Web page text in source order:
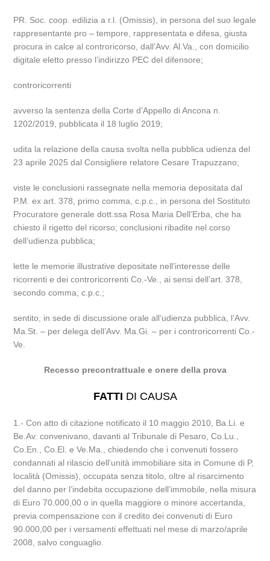
PR. Soc. coop. edilizia a r.l. (Omissis), in persona del suo legale
rappresentante pro – tempore, rappresentata e difesa, giusta
procura in calce al controricorso, dall’Avv. Al.Va., con domicilio
digitale eletto presso l’indirizzo PEC del difensore;
controricorrenti
avverso la sentenza della Corte d’Appello di Ancona n.
1202/2019, pubblicata il 18 luglio 2019;
udita la relazione della causa svolta nella pubblica udienza del
23 aprile 2025 dal Consigliere relatore Cesare Trapuzzano;
viste le conclusioni rassegnate nella memoria depositata dal
P.M. ex art. 378, primo comma, c.p.c., in persona del Sostituto
Procuratore generale dott.ssa Rosa Maria Dell’Erba, che ha
chiesto il rigetto del ricorso; conclusioni ribadite nel corso
dell’udienza pubblica;
lette le memorie illustrative depositate nell’interesse delle
ricorrenti e dei controricorrenti Co.-Ve., ai sensi dell’art. 378,
secondo comma, c.p.c.;
sentito, in sede di discussione orale all’udienza pubblica, l’Avv.
Ma.St. – per delega dell’Avv. Ma.Gi. – per i controricorrenti Co.-
Ve.
Recesso precontrattuale e onere della prova
FATTI DI CAUSA
1.- Con atto di citazione notificato il 10 maggio 2010, Ba.Li. e
Be.Av. convenivano, davanti al Tribunale di Pesaro, Co.Lu.,
Co.En., Co.El. e Ve.Ma., chiedendo che i convenuti fossero
condannati al rilascio dell’unità immobiliare sita in Comune di P,
località (Omissis), occupata senza titolo, oltre al risarcimento
del danno per l’indebita occupazione dell’immobile, nella misura
di Euro 70.000,00 o in quella maggiore o minore accertanda,
previa compensazione con il credito dei convenuti di Euro
90.000,00 per i versamenti effettuati nel mese di marzo/aprile
2008, salvo conguaglio.